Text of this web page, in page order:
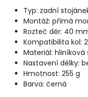
Typ: zadní
Montáž: přímá
Rozteč děr: 40
Kompatibilita kol:
Materiál: hliníková
Nastavení délky:
Hmotnost: 255 g
Barva: černá